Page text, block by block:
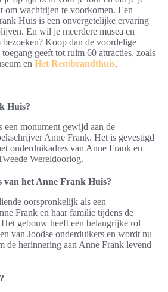
om wachtrijen te voorkomen. Een
Huis is een onvergetelijke ervaring
En wil je meerdere musea en
bezoeken? Koop dan de voordelige
geeft tot ruim 60 attracties, zoals
en Het Rembrandthuis.
Huis?
monument gewijd aan de
Anne Frank. Het is gevestigd
onderduikadres van Anne Frank en
Wereldoorlog.
van het Anne Frank Huis?
oorspronkelijk als een
Frank en haar familie tijdens de
gebouw heeft een belangrijke rol
van Joodse onderduikers en wordt nu
de herinnering aan Anne Frank levend